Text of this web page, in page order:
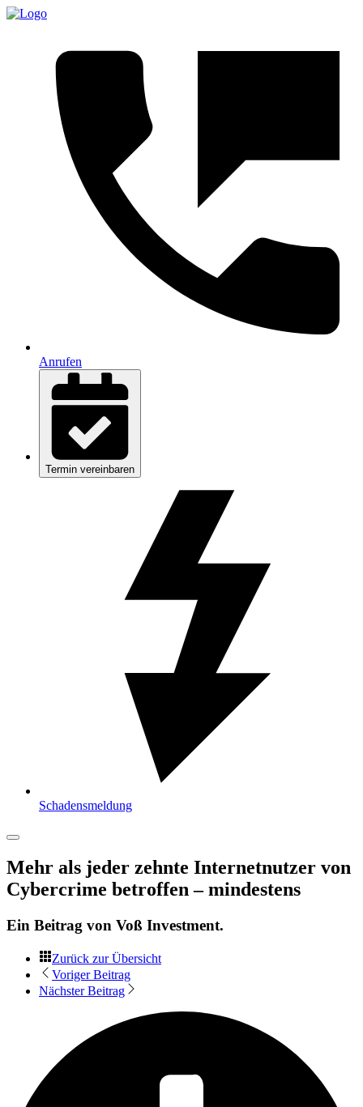
Anrufen
Termin vereinbaren
Schadensmeldung
Mehr als jeder zehnte Internetnutzer von
Cybercrime betroffen – mindestens
Ein Beitrag von Voß Investment.
Zurück zur Übersicht
Voriger Beitrag
Nächster Beitrag